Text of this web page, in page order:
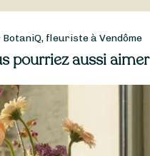
BotaniQ, fleuriste à Vendôme
pourriez aussi aimer